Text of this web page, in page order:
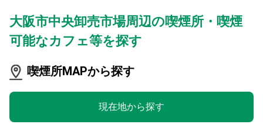
大阪市中央卸売市場周辺の喫煙所・喫煙
可能なカフェ等を探す
喫煙所MAPから探す
現在地から探す